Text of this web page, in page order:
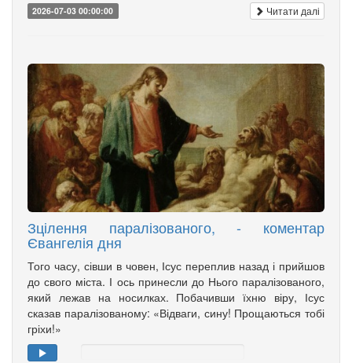
2026-07-03 00:00:00 Читати далі
Зцілення паралізованого, - коментар
Євангелія дня
Того часу, сівши в човен, Ісус переплив назад і прийшов
до свого міста. І ось принесли до Нього паралізованого,
який лежав на носилках. Побачивши їхню віру, Ісус
сказав паралізованому: «Відваги, сину! Прощаються тобі
гріхи!»